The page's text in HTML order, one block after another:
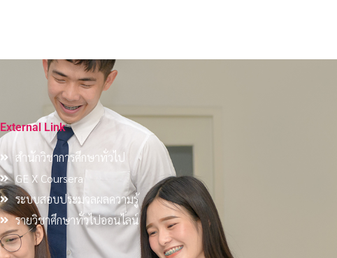
External Link
สำนักวิชาการศึกษาทั่วไป
GE X Coursera
ระบบสอบประมวลผลความรู้
รายวิชาศึกษาทั่วไปออนไลน์